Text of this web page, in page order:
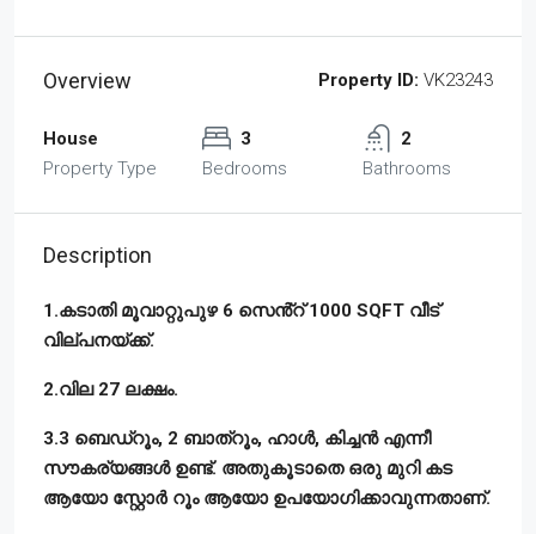
Overview Property ID: VK23243
House
Property Type
3
Bedrooms
2
Bathrooms
Description
1.കടാതി മൂവാറ്റുപുഴ 6 സെൻ്റ് 1000 SQFT വീട്
വില്പനയ്ക്ക്.
2.വില 27 ലക്ഷം.
3.3 ബെഡ്‌റൂം, 2 ബാത്റൂം, ഹാൾ, കിച്ചൻ എന്നീ
സൗകര്യങ്ങൾ ഉണ്ട്. അതുകൂടാതെ ഒരു മുറി കട
ആയോ സ്റ്റോർ റൂം ആയോ ഉപയോഗിക്കാവുന്നതാണ്.